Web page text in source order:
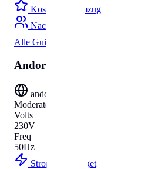
Kosten
Umzug
Nachnamen
Alle Guides
Andorra
andorra
Moderate
Volts
230V
Freq
50Hz
Strom
Budget